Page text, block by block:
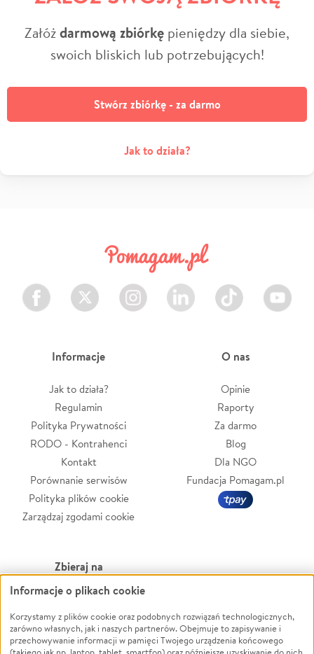
Załóżdarmową zbiórkę pieniędzy dla siebie,
swoich bliskich lub potrzebujących!
Stwórz zbiórkę - za darmo
Jak to działa?
Facebook Twitter Instagram LinkedIn TikTok Youtube
Informacje
Jak to działa?
Regulamin
Polityka Prywatności
RODO - Kontrahenci
Kontakt
Porównanie serwisów
Polityka plików cookie
Zarządzaj zgodami cookie
O nas
Opinie
Raporty
Za darmo
Blog
Dla NGO
Fundacja Pomagam.pl
Zbieraj na
Leczenie
Zwierzęta
Pożar
Powódź
Wichura
Informacje o plikach cookie
Korzystamy z plików cookie oraz podobnych rozwiązań technologicznych,
zarówno własnych, jak i naszych partnerów. Obejmuje to zapisywanie i
przechowywanie informacji w pamięci Twojego urządzenia końcowego